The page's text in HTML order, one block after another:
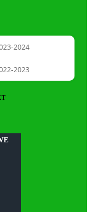
2024
2023